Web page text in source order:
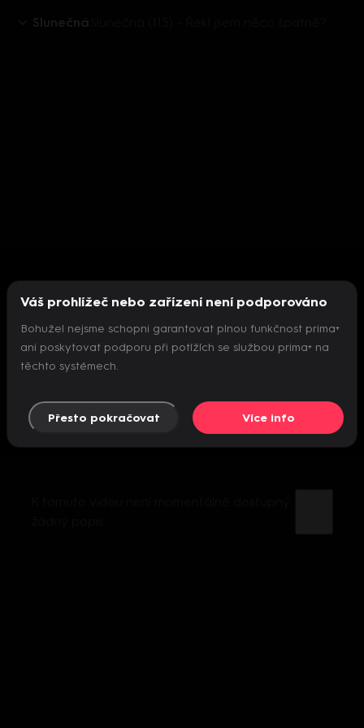
Slunečná
Nepodařilo se inicializovat přehrávač
Váš prohlížeč nebo zařízení není podporováno
Bohužel nejsme schopni garantovat plnou funkčnost prima+
ani poskytovat podporu při potížích se službou prima+ na
těchto systémech.
Přesto pokračovat Více info